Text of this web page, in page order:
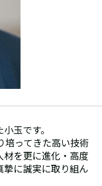
玉です。
培ってきた高い技術
を更に進化・高度
に誠実に取り組ん